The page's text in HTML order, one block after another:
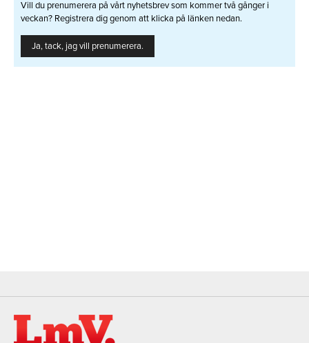
Vill du prenumerera på vårt nyhetsbrev som kommer två gånger i
veckan? Registrera dig genom att klicka på länken nedan.
Ja, tack, jag vill prenumerera.